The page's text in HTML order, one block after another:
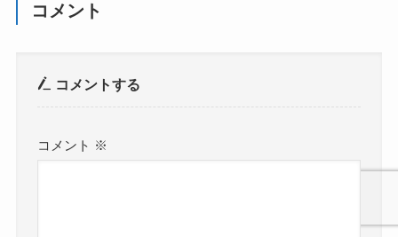
コメント
コメントする
コメント ※